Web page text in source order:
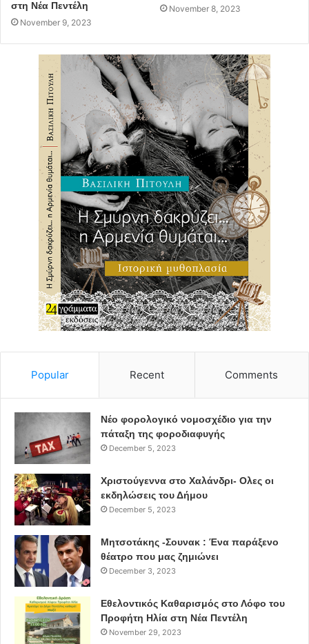
στη Νέα Πεντέλη
November 9, 2023
November 8, 2023
Popular Recent Comments
Νέο φορολογικό νομοσχέδιο για την
πάταξη της φοροδιαφυγής
December 5, 2023
Χριστούγεννα στο Χαλάνδρι- Ολες οι
εκδηλώσεις του Δήμου
December 5, 2023
Μητσοτάκης -Σουνακ : Ένα παράξενο
θέατρο που μας ζημιώνει
December 3, 2023
Εθελοντικός Καθαρισμός στο Λόφο του
Προφήτη Ηλία στη Νέα Πεντέλη
November 29, 2023